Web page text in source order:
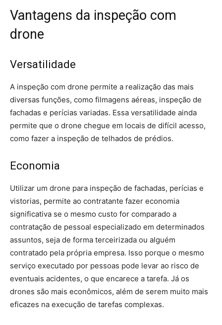
Vantagens da inspeção com
drone
Versatilidade
A inspeção com drone permite a realização das mais
diversas funções, como filmagens aéreas, inspeção de
fachadas e perícias variadas. Essa versatilidade ainda
permite que o drone chegue em locais de difícil acesso,
como fazer a inspeção de telhados de prédios.
Economia
Utilizar um drone para inspeção de fachadas, perícias e
vistorias, permite ao contratante fazer economia
significativa se o mesmo custo for comparado a
contratação de pessoal especializado em determinados
assuntos, seja de forma terceirizada ou alguém
contratado pela própria empresa. Isso porque o mesmo
serviço executado por pessoas pode levar ao risco de
eventuais acidentes, o que encarece a tarefa. Já os
drones são mais econômicos, além de serem muito mais
eficazes na execução de tarefas complexas.